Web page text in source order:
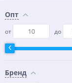
Опт
от до
Бренд